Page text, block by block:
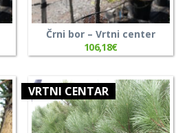
Črni bor – Vrtni center
106,18€
VRTNI CENTAR